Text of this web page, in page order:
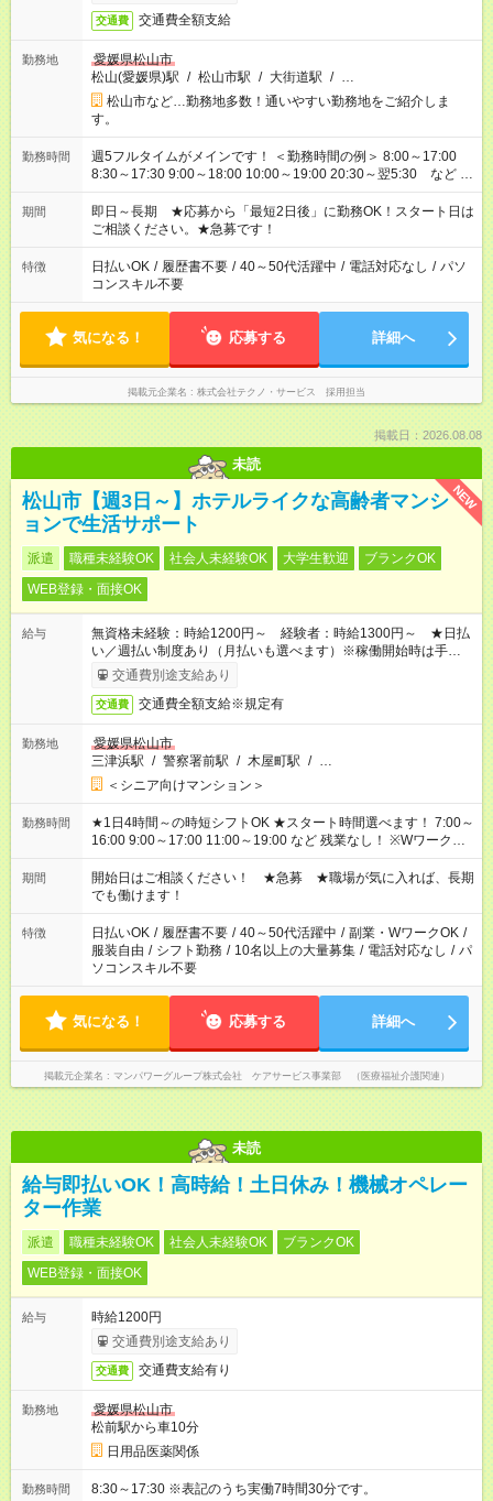
交通費 交通費全額支給
勤務地
愛媛県松山市
松山(愛媛県)駅 / 松山市駅 / 大街道駅 / …
松山市など…勤務地多数！通いやすい勤務地をご紹介しま
す。
勤務時間
週5フルタイムがメインです！ ＜勤務時間の例＞ 8:00～17:00
8:30～17:30 9:00～18:00 10:00～19:00 20:30～翌5:30 など ★
その他にも勤務時間多数！ 日勤のみ、残業なし、交替制など
ご希望を教えてください！
期間
即日～長期 ★応募から「最短2日後」に勤務OK！スタート日は
ご相談ください。★急募です！
特徴 日払いOK / 履歴書不要 / 40～50代活躍中 / 電話対応なし / パソ
コンスキル不要
気になる！ 応募する 詳細へ
掲載元企業名 株式会社テクノ・サービス 採用担当
掲載日：2026.08.08
未読
NEW
松山市【週3日～】ホテルライクな高齢者マンシ
ョンで生活サポート
派遣 職種未経験OK 社会人未経験OK 大学生歓迎
ブランクOK
WEB登録・面接OK
給与
無資格未経験：時給1200円～ 経験者：時給1300円～ ★日払
い／週払い制度あり（月払いも選べます）※稼働開始時は手続き
完了次第のお支払いとなります。
交通費別途支給あり
交通費 交通費全額支給※規定有
勤務地
愛媛県松山市
三津浜駅 / 警察署前駅 / 木屋町駅 / …
＜シニア向けマンション＞
勤務時間
★1日4時間～の時短シフトOK ★スタート時間選べます！ 7:00～
16:00 9:00～17:00 11:00～19:00 など 残業なし！ ※Wワークの
場合、他のお仕事と合わせ週40時間超の就業はご案内できませ
ん ※法令に基づき、週20時間以上勤務は社会保険への加入対象
となります ※労働者派遣法（日雇い派遣の原則禁止）により、
短時間・短期間の就業はご案内が難しい場合があります
期間
開始日はご相談ください！ ★急募 ★職場が気に入れば、長期
でも働けます！
特徴 日払いOK / 履歴書不要 / 40～50代活躍中 / 副業・WワークOK /
服装自由 / シフト勤務 / 10名以上の大量募集 / 電話対応なし / パ
ソコンスキル不要
気になる！ 応募する 詳細へ
掲載元企業名 マンパワーグループ株式会社 ケアサービス事業部 （医療福祉介護関連）
未読
給与即払いOK！高時給！土日休み！機械オペレー
ター作業
派遣 職種未経験OK 社会人未経験OK
ブランクOK
WEB登録・面接OK
給与
時給1200円
交通費別途支給あり
交通費 交通費支給有り
勤務地
愛媛県松山市
松前駅から車10分
日用品医薬関係
勤務時間 8:30～17:30 ※表記のうち実働7時間30分です。